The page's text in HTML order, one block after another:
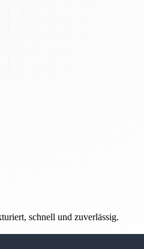
schnell und zuverlässig.